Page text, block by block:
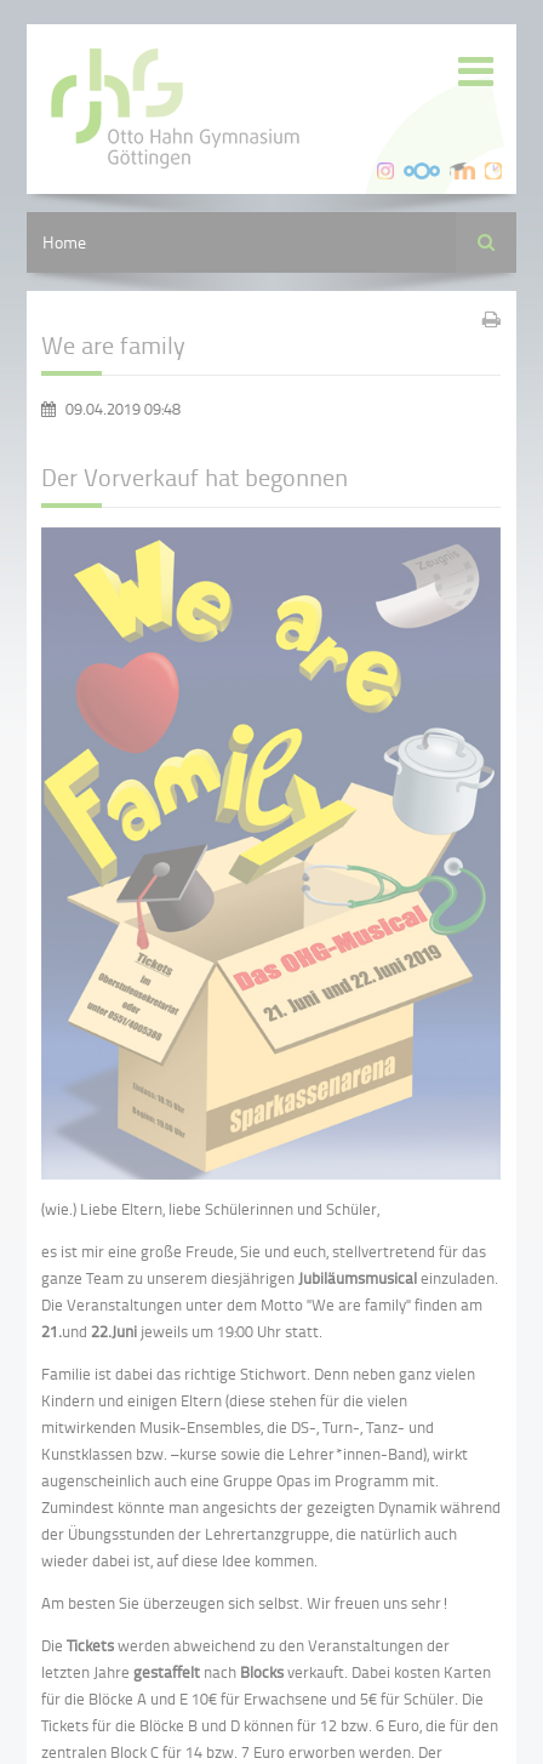
Home Suche
We are family
09.04.2019 09:48
Der Vorverkauf hat begonnen
(wie.) Liebe Eltern, liebe Schülerinnen und Schüler,
es ist mir eine große Freude, Sie und euch, stellvertretend für das
ganze Team zu unserem diesjährigenJubiläumsmusicaleinzuladen.
Die Veranstaltungen unter dem Motto "We are family" finden am
21.und22.Juni jeweils um 19:00 Uhr statt.
Familie ist dabei das richtige Stichwort. Denn neben ganz vielen
Kindern und einigen Eltern (diese stehen für die vielen
mitwirkenden Musik-Ensembles, die DS-, Turn-, Tanz- und
Kunstklassen bzw. –kurse sowie die Lehrer*innen-Band), wirkt
augenscheinlich auch eine Gruppe Opas im Programm mit.
Zumindest könnte man angesichts der gezeigten Dynamik während
der Übungsstunden der Lehrertanzgruppe, die natürlich auch
wieder dabei ist, auf diese Idee kommen.
Am besten Sie überzeugen sich selbst. Wir freuen uns sehr!
DieTicketswerden abweichend zu den Veranstaltungen der
letzten Jahregestaffelt nach Blocksverkauft. Dabei kosten Karten
für die Blöcke A und E 10€ für Erwachsene und 5€ für Schüler. Die
Tickets für die Blöcke B und D können für 12 bzw. 6 Euro, die für den
zentralen Block C für 14 bzw. 7 Euro erworben werden. Der